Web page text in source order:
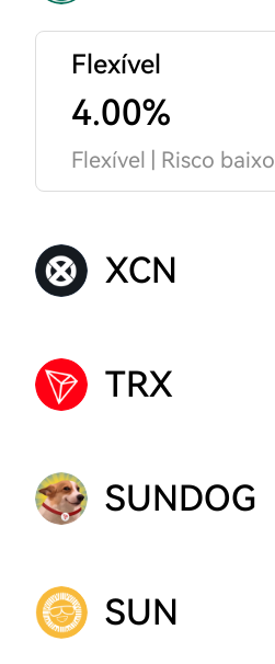
Flexível
4.00%
Flexível | Risco baixo
XCN
TRX
SUNDOG
SUN